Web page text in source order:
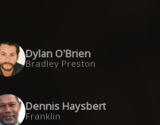
Dylan O'Brien
Bradley Preston
Dennis Haysbert
Franklin